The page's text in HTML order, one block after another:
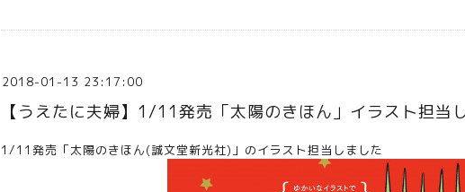
2018-01-13 23:17:00
【うえたに夫婦】1/11発売「太陽のきほん」イラスト担当
1/11発売「太陽のきほん(誠文堂新光社)」のイラスト担当しました